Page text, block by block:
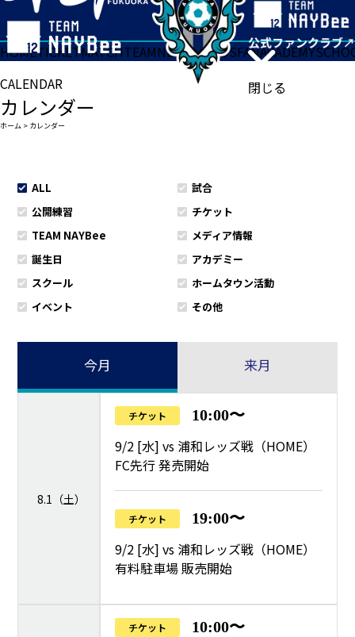
閉じる
HOMETICKETMATCHTEAMNEWSGOODSFANACADEMY
CALENDAR
カレンダー
ホーム > カレンダー
ALL
試合
公開練習
チケット
TEAM NAYBee
メディア情報
誕生日
アカデミー
スクール
ホームタウン活動
イベント
その他
今月 来月
8.1（土）
チケット 10:00〜
9/2 [水] vs 浦和レッズ戦（HOME）
FC先行 発売開始
チケット 19:00〜
9/2 [水] vs 浦和レッズ戦（HOME）
有料駐車場 販売開始
チケット 10:00〜